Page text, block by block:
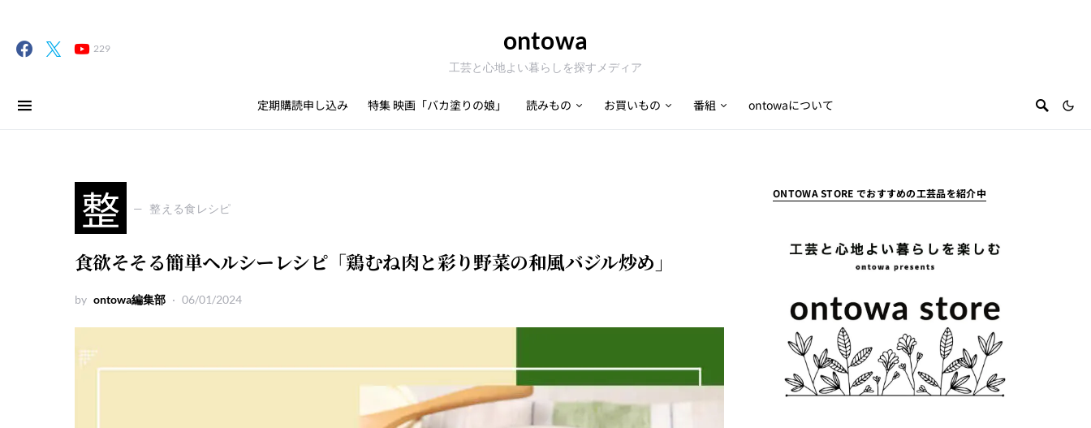
229 ontowa
工芸と心地よい暮らしを探すメディア
定期購読申し込み 特集 映画「バカ塗りの娘」 読みもの お買いもの 番組 ontowaについて
整 整える食レシピ
食欲そそる簡単ヘルシーレシピ「鶏むね肉と彩り野菜の和風バジル炒め」
by ontowa編集部 06/01/2024
ONTOWA STORE でおすすめの工芸品を紹介中